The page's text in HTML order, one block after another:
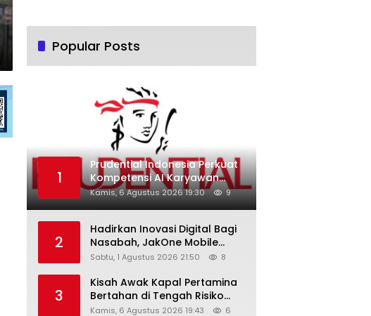
Popular Posts
1
Prudential Indonesia Perkuat
Kompetensi AI Karyawan
Lewat AI Week
Kamis, 6 Agustus 2026 19:30 9
2
Hadirkan Inovasi Digital Bagi
Nasabah, JakOne Mobile
Antar Bank Jakarta Sukses
Awards 2026
Sabtu, 1 Agustus 2026 21:50 8
3
Kisah Awak Kapal Pertamina
Bertahan di Tengah Risiko
Pelayaran Selat Hormuz
Kamis, 6 Agustus 2026 19:43 6